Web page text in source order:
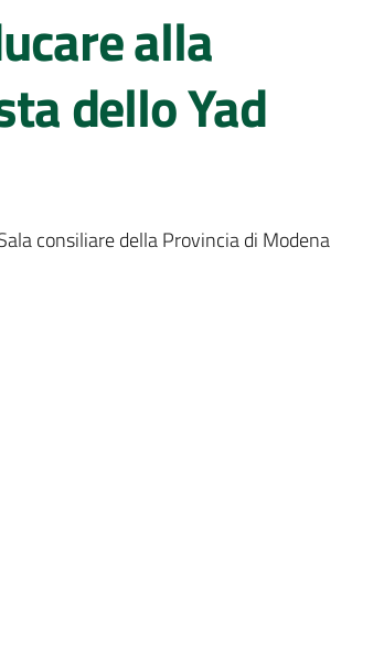
alla
dello Yad
consiliare della Provincia di Modena